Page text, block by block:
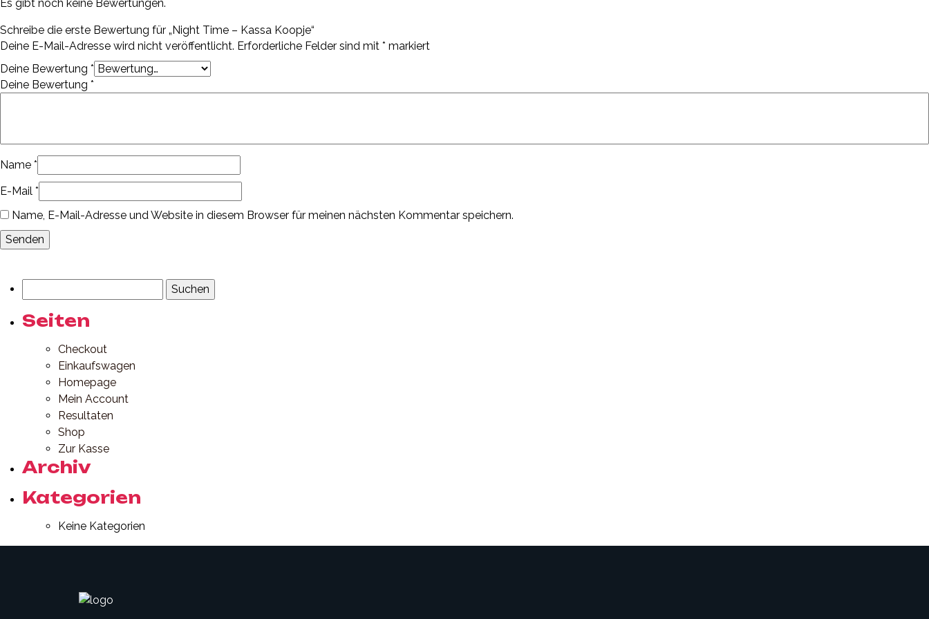
Es gibt noch keine Bewertungen.
Schreibe die erste Bewertung für „Night Time – Kassa Koopje“
Deine E-Mail-Adresse wird nicht veröffentlicht. Erforderliche Felder sind mit * markiert
Deine Bewertung *
Deine Bewertung *
Name *
E-Mail *
Name, E-Mail-Adresse und Website in diesem Browser für meinen nächsten Kommentar speichern.
nach:
Seiten
Checkout
Einkaufswagen
Homepage
Mein Account
Resultaten
Shop
Zur Kasse
Archiv
Kategorien
Keine Kategorien